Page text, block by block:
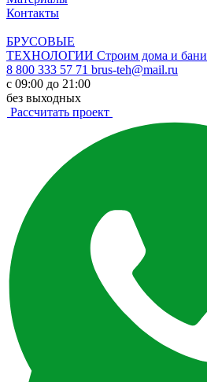
Контакты
БРУСОВЫЕ
ТЕХНОЛОГИИ Строим дома и бани
8 800 333 57 71 brus-teh@mail.ru
с 09:00 до 21:00
без выходных
Рассчитать проект